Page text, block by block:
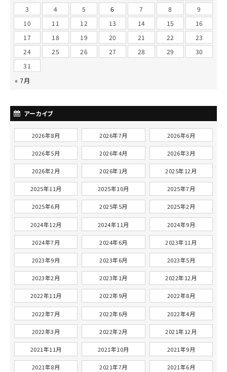
3
4 5 6 7 8
9
10
11 12 13 14 15
16
17
18 19 20 21 22
23
24
25 26 27 28 29
30
31
« 7月
アーカイブ
2026年8月 2026年7月 2026年6月
2026年5月 2026年4月 2026年3月
2026年2月 2026年1月 2025年12月
2025年11月 2025年10月 2025年7月
2025年6月 2025年5月 2025年2月
2024年12月 2024年11月 2024年9月
2024年7月 2024年6月 2023年11月
2023年9月 2023年6月 2023年5月
2023年2月 2023年1月 2022年12月
2022年11月 2022年9月 2022年8月
2022年7月 2022年6月 2022年4月
2022年3月 2022年2月 2021年12月
2021年11月 2021年10月 2021年9月
2021年8月 2021年7月 2021年6月